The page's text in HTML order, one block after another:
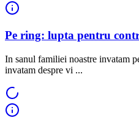
Pe ring: lupta pentru
In sanul familiei noastre invatam
invatam despre vi ...